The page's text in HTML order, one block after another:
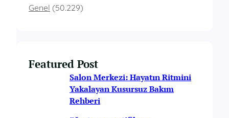
Genel (50.229)
Featured Post
Salon Merkezi: Hayatın Ritmini
Yakalayan Kusursuz Bakım
Rehberi